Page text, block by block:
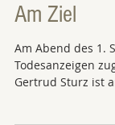
Am Ziel
Am Abend des 1.
Todesanzeigen
Gertrud Sturz ist